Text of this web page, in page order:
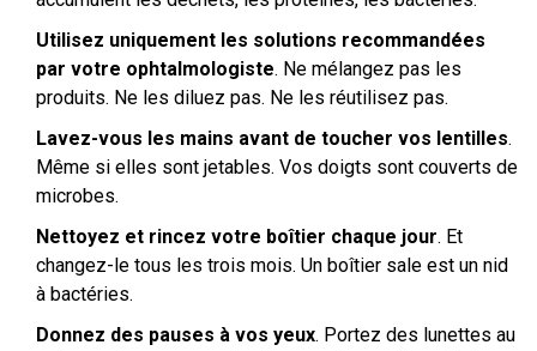
Utilisez uniquement les solutions recommandées
par votre ophtalmologiste. Ne mélangez pas les
produits. Ne les diluez pas. Ne les réutilisez pas.
Lavez-vous les mains avant de toucher vos lentilles.
Même si elles sont jetables. Vos doigts sont couverts de
microbes.
Nettoyez et rincez votre boîtier chaque jour. Et
changez-le tous les trois mois. Un boîtier sale est un nid
à bactéries.
Donnez des pauses à vos yeux. Portez des lunettes au